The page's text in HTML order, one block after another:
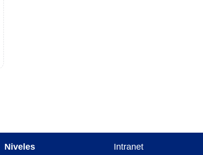
Niveles Intranet